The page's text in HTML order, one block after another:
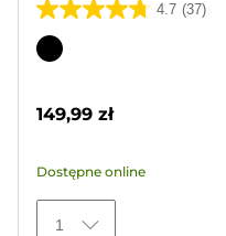
4.7 (37)
4.7
na
37
Wkład
149,99 zł
Dostępne online
1